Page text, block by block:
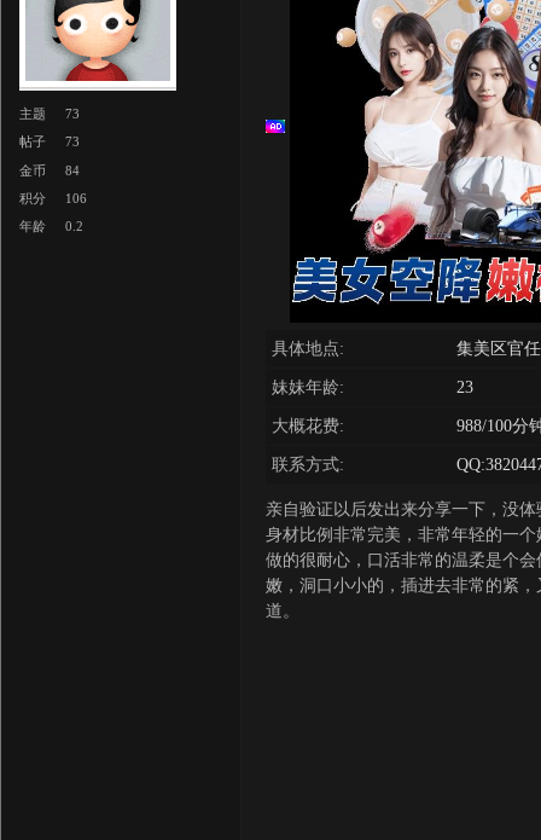
主题
73
帖子
73
金币
84
积分
106
年龄
0.2
具体地点: 集美区官
妹妹年龄: 23
大概花费: 988/100分
联系方式:
亲自验证以后发出来分享一下，没
身材比例非常完美，非常年轻的一
做的很耐心，口活非常的温柔是个
嫩，洞口小小的，插进去非常的紧
道。